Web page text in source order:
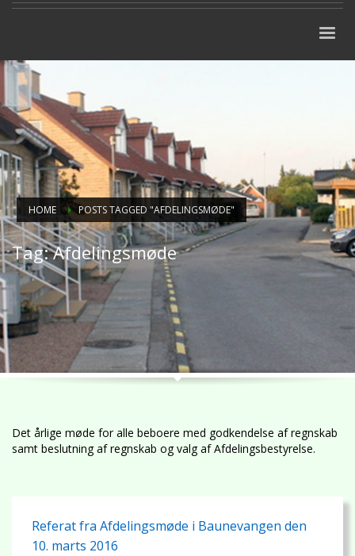
HOME POSTS TAGGED "AFDELINGSMØDE"
Tag: Afdelingsmøde
Det årlige møde for alle beboere med godkendelse af regnskab
samt beslutning af regnskab og valg af Afdelingsbestyrelse.
Referat fra Afdelingsmøde i Baunevangen den
10. marts 2016